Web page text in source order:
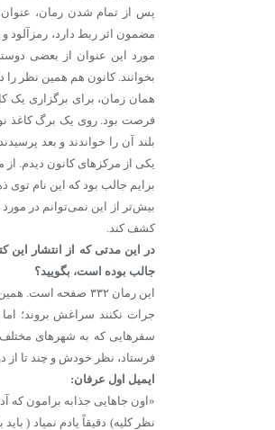
پس از تمام شدن رمان،
مضمون اثر ربط دارد، رمزآلود
مورد این عنوان از بعضی
بخوانند. کانون هم همین نظر
فرصت بود. روی یک برگ کاغذ
بلند آن را خواندند و بعد
یکی از مرکزهای کانون دیدم.
برایم جالب بود که این نام توی
بیش‌تر از این نمی‌توانم در
کشف کند.
در این مدتی که از انتشار این
جالب بوده است، بگویید؟
این رمان ۳۳۲
جرات نکنند سراغش بروند؛
سفرهایی که به شهرهای مختلف
فرستاد، نظر خودش و چند تا از
ایمیل اول عرفان:
«اون جاهایی جذابه برامون که
نظر کلیه) دقیقاً یادم نمیاد (